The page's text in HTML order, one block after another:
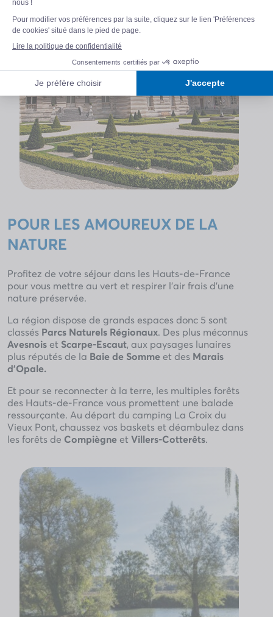
POUR LES AMOUREUX DE LA
NATURE
Profitez de votre séjour dans les Hauts-de-France
pour vous mettre au vert et respirer l’air frais d’une
nature préservée.
La région dispose de grands espaces donc 5 sont
classés Parcs Naturels Régionaux. Des plus méconnus
Avesnois et Scarpe-Escaut, aux paysages lunaires
plus réputés de la Baie de Somme et des Marais
d’Opale.
Et pour se reconnecter à la terre, les multiples forêts
des Hauts-de-France vous promettent une balade
ressourçante. Au départ du camping La Croix du
Vieux Pont, chaussez vos baskets et déambulez dans
les forêts de Compiègne et Villers-Cotterêts.